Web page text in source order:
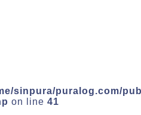
sinpura/puralog.com/
on line 41